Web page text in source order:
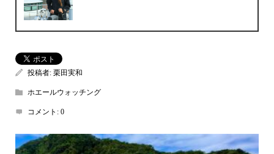
投稿者: 栗田実和
ホエールウォッチング
コメント: 0